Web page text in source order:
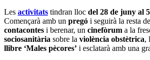
Les activitats tindran lloc del 28 de juny al
Començarà amb un pregó i seguirà la resta
contacontes i berenar, un cinefòrum a la
sociosanitària sobre la violència obstètrica,
llibre ‘Males pècores’ i esclatarà amb una